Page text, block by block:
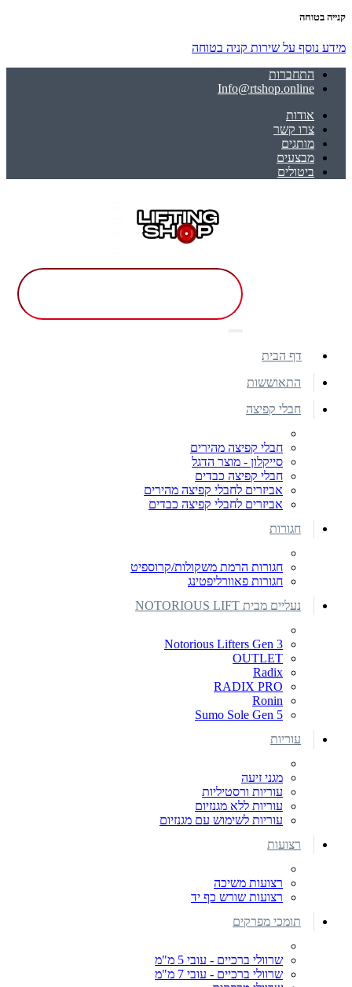
קנייה בטוחה
מידע נוסף על שירות קניה בטוחה
התחברות
Info@rtshop.online
אודות
צרו קשר
מותגים
מבצעים
ביטולים
דף הבית
התאוששות
חבלי קפיצה
חבלי קפיצה מהירים
סייקלון - מוצר הדגל
חבלי קפיצה כבדים
אביזרים לחבלי קפיצה מהירים
אביזרים לחבלי קפיצה כבדים
חגורות
חגורות הרמת משקולות/קרוספיט
חגורות פאוורליפטינג
נעליים מבית NOTORIOUS LIFT
Notorious Lifters Gen 3
OUTLET
Radix
RADIX PRO
Ronin
Sumo Sole Gen 5
עוריות
מגני זיעה
עוריות ורסטיליות
עוריות ללא מגנזיום
עוריות לשימוש עם מגנזיום
רצועות
רצועות משיכה
רצועות שורש כף יד
תומכי מפרקים
שרוולי ברכיים - עובי 5 מ"מ
שרוולי ברכיים - עובי 7 מ"מ